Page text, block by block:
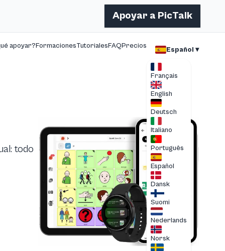
Apoyar a PicTalk
apoyar?FormacionesTutorialesFAQPrecios Español ▾
Français
English
Deutsch
Italiano
Português
Español
Dansk
Suomi
Nederlands
Norsk
todo